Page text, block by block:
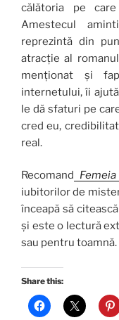
călătoria pe
Amestecul
reprezintă din
atracție al
menționat și
internetului, îi
le dă sfaturi pe
cred eu,
real.
Recomand
iubitorilor de
înceapă să
și este o lectură
sau pentru toamnă.
Share this: